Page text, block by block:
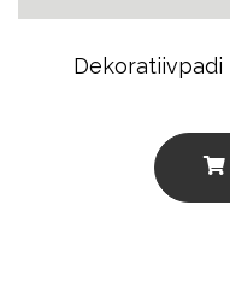
Dekoratiivpadi